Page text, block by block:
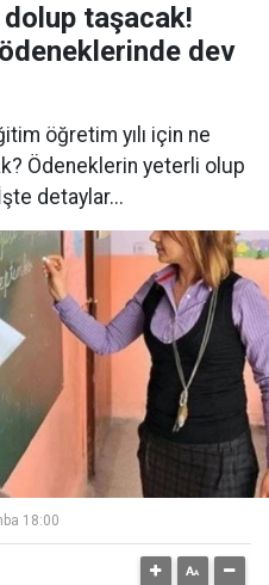
taşacak!
dev
öğretim yılı için ne
Ödeneklerin yeterli olup
detaylar...
18:00